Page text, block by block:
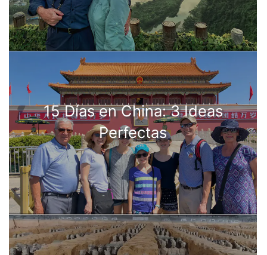
15 Días en China: 3 Ideas
Perfectas